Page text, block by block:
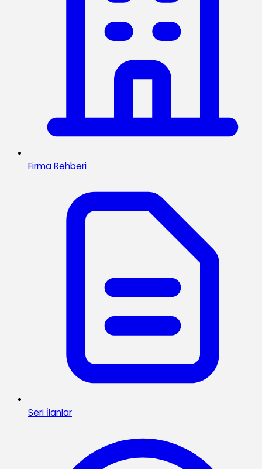
Firma Rehberi
Seri İlanlar